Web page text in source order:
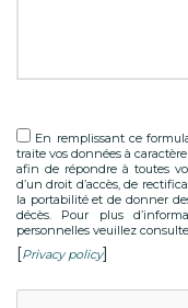
En remplissant ce
traite vos données à
afin de répondre à toutes
d’un droit d’accès, de
la portabilité et de donner
décès. Pour plus
personnelles veuillez
[Privacy policy]